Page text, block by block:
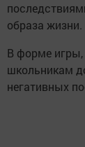
образа жизни.
В форме игры,
школьникам
негативных